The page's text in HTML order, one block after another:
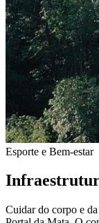
Esporte e Bem-estar
Cuidar do corpo e